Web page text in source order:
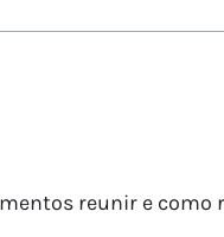
reunir e como